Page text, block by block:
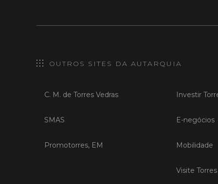
OUTROS SITES DA AUTARQUIA
C. M. de Torres Vedras
SMAS
Promotorres, EM
Investir
E-negócios
Mobilidade
Visite